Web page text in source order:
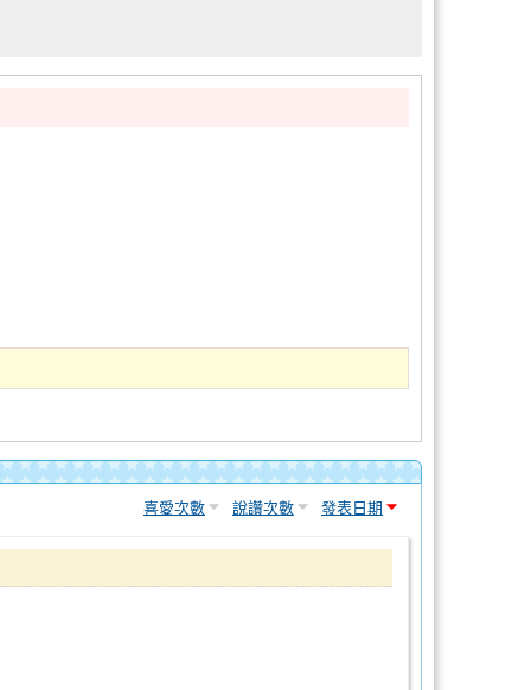
喜愛次數 說讚次數 發表日期